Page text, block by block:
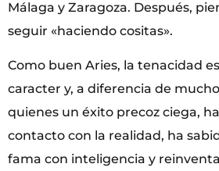
Málaga y Zaragoza. Después,
seguir «haciendo cositas».
Como buen Aries, la tenacidad
caracter y, a diferencia de
quienes un éxito precoz ciega,
contacto con la realidad, ha
fama con inteligencia y